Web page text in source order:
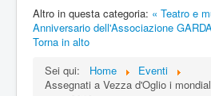
Altro in questa categoria: « Teatro e
Anniversario dell'Associazione
Torna in alto
Sei qui:
Home
Eventi
Assegnati a Vezza d'Oglio i